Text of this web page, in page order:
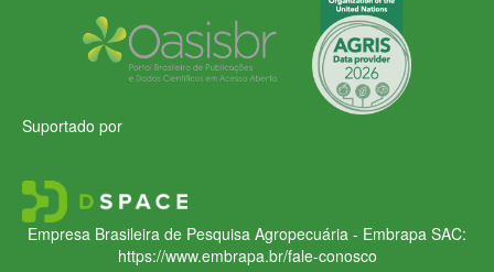
Suportado por
Empresa Brasileira de Pesquisa Agropecuária - Embrapa SAC:
https://www.embrapa.br/fale-conosco